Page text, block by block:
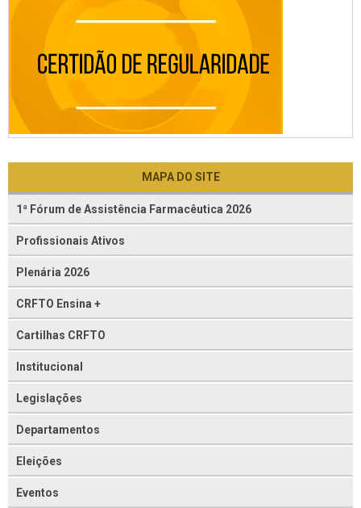
MAPA DO SITE
1ª Fórum de Assistência Farmacêutica 2026
Profissionais Ativos
Plenária 2026
CRFTO Ensina +
Cartilhas CRFTO
Institucional
Legislações
Departamentos
Eleições
Eventos